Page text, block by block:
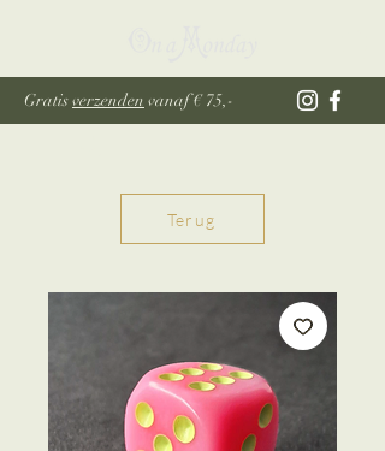
Gratisverzenden vanaf € 75,-
Terug